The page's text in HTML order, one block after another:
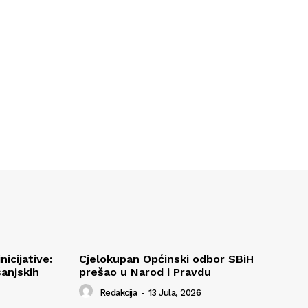
Cjelokupan Općinski odbor SBiH
prešao u Narod i Pravdu
Redakcija - 13 Jula, 2026